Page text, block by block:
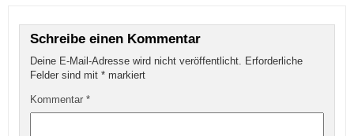
Schreibe einen Kommentar
Deine E-Mail-Adresse wird nicht veröffentlicht. Erforderliche
Felder sind mit *markiert
Kommentar *